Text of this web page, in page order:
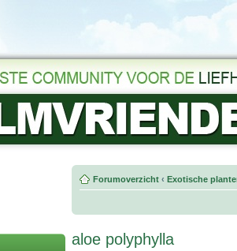
Forumoverzicht ‹ Exotische
aloe polyphylla